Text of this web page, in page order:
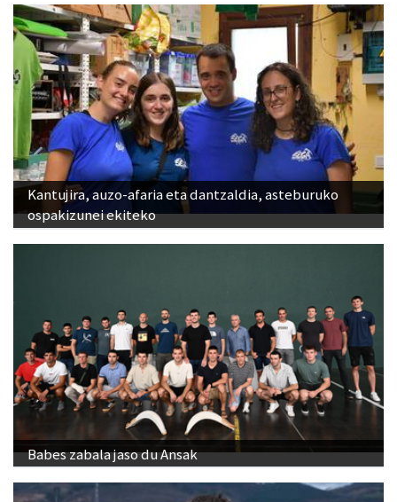
Kantujira, auzo-afaria eta dantzaldia, asteburuko
ospakizunei ekiteko
Babes zabala jaso du Ansak